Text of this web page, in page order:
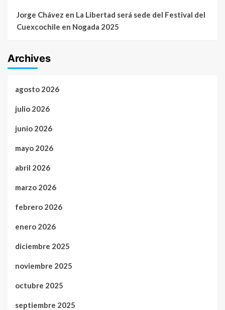
Jorge Chávez en La Libertad será sede del Festival del
Cuexcochile en Nogada 2025
Archives
agosto 2026
julio 2026
junio 2026
mayo 2026
abril 2026
marzo 2026
febrero 2026
enero 2026
diciembre 2025
noviembre 2025
octubre 2025
septiembre 2025